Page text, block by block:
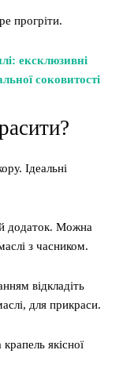
прогріти.
ексклюзивні
соковитості
Ідеальні
додаток. Можна
з часником.
відкладіть
для прикраси.
крапель якісної